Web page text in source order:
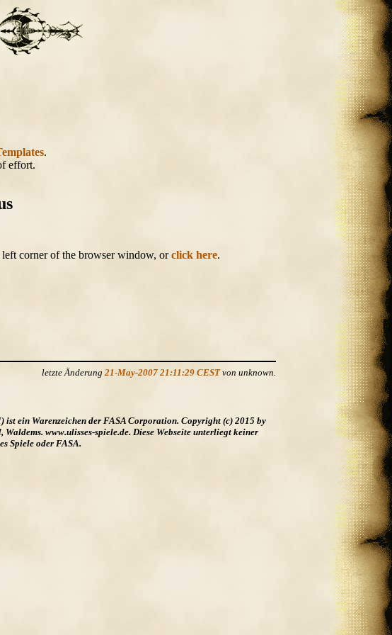
.
effort.
corner of the browser window, orclick here.
letzte Änderung 21-May-2007 21:11:29 CESTvon unknown.
ein Warenzeichen der FASA Corporation. Copyright (c) 2015 by
www.ulisses-spiele.de. Diese Webseite unterliegt keiner
Spiele oder FASA.